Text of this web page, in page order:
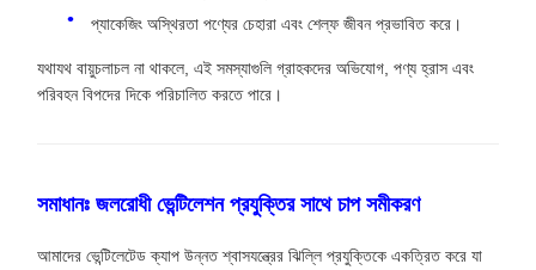
প্যাকেজিং অস্থিরতা পণ্যের চেহারা এবং শেল্ফ জীবন প্রভাবিত করে।
যথাযথ বায়ুচলাচল না থাকলে, এই সমস্যাগুলি গ্রাহকদের অভিযোগ, পণ্য হ্রাস এবং
পরিবহন বিপদের দিকে পরিচালিত করতে পারে।
সমাধানঃ জলরোধী ভেন্টিলেশন প্রযুক্তির সাথে চাপ সমীকরণ
আমাদের ভেন্টিলেটেড ক্যাপ উন্নত শ্বাসযন্ত্রের ঝিল্লি প্রযুক্তিকে একত্রিত করে যা